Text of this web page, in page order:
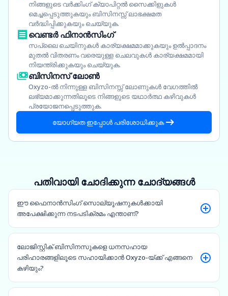
നിങ്ങളുടെ വർക്കിംഗ് ക്യാപിറ്റൽ സൈക്കിളുകൾ
മെച്ചപ്പെടുത്തുകയും ബിസിനസ്സ് ലാഭക്ഷമത
വർദ്ധിപ്പിക്കുകയും ചെയ്യുക.
വെണ്ടർ ഫിനാൻസിംഗ്
സപ്ലൈ ചെയിനുകൾ കാര്യക്ഷമമാക്കുകയും ഉൽപ്പാദനം
മുതൽ വിതരണം വരെയുള്ള ചെലവുകൾ കാര്യക്ഷമമായി
നിയന്ത്രിക്കുകയും ചെയ്യുക.
ബിസിനസ് ലോൺ
Oxyzo-ൽ നിന്നുള്ള ബിസിനസ്സ് ലോണുകൾ വേഗത്തിൽ
ലഭ്യമാക്കുന്നതിലൂടെ നിങ്ങളുടെ യഥാർത്ഥ കഴിവുകൾ
പ്രയോജനപ്പെടുത്തുക.
യോഗ്യത ഇപ്പോൾ പരിശോധിക്കുക
പതിവായി ചോദിക്കുന്ന ചോദ്യങ്ങൾ
ഈ ഫൈനാൻസിംഗ് സൊല്യൂഷനുകൾക്കായി
അപേക്ഷിക്കുന്ന നടപടിക്രമം എന്താണ്?
ലോജിസ്റ്റിക് ബിസിനസുകളെ ധനസഹായ
പരിഹാരങ്ങളിലൂടെ സഹായിക്കാൻ Oxyzo-യ്ക്ക് എങ്ങനെ
കഴിയും?